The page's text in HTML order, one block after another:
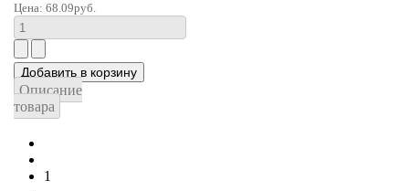
Цена: 68.09руб.
Описание
товара
1